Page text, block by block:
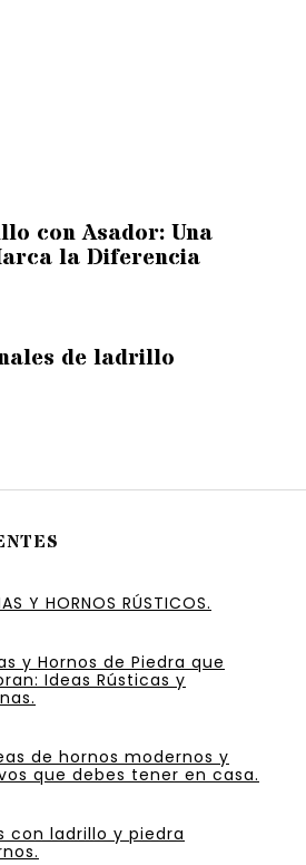
con Asador: Una
la Diferencia
de ladrillo
Y HORNOS RÚSTICOS.
y Hornos de Piedra que
Ideas Rústicas y
de hornos modernos y
que debes tener en casa.
con ladrillo y piedra